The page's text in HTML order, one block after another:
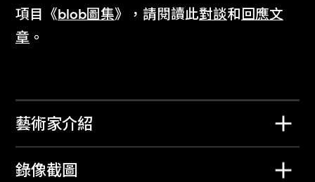
項目《blob圖集》，請閱讀此對談和 回應文
章 。
藝術家介紹
錄像截圖
何子彥
2025年3月22日至6
2024年11月7日至